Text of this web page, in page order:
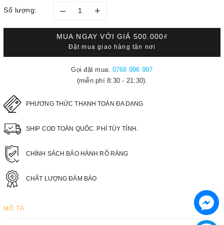
Số lượng: – +
MUA NGAY VỚI GIÁ 500.000₫
Đặt mua giao hàng tận nơi
Gọi đặt mua: 0768 996 997
(miễn phí 8:30 - 21:30).
PHƯƠNG THỨC THANH TOÁN ĐA DẠNG
SHIP COD TOÀN QUỐC. PHÍ TÙY TỈNH.
CHÍNH SÁCH BẢO HÀNH RÕ RÀNG
CHẤT LƯỢNG ĐẢM BẢO
MÔ TẢ